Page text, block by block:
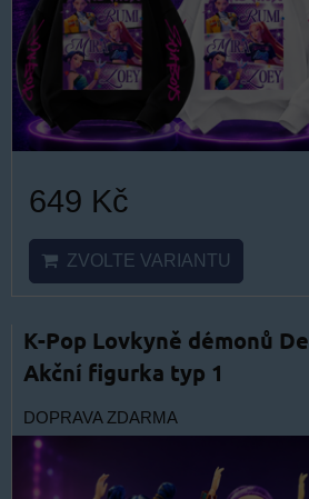
649 Kč
ZVOLTE VARIANTU
K-Pop Lovkyně démonů
Akční figurka typ 1
DOPRAVA ZDARMA